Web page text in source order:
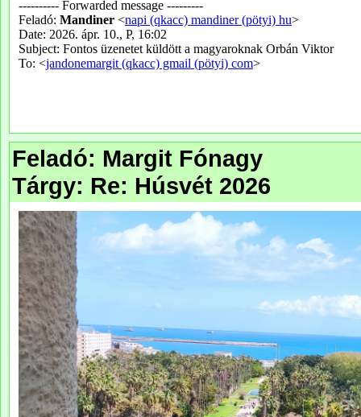
Feladó: Margit Fónagy
Tárgy: Re: Húsvét 2026